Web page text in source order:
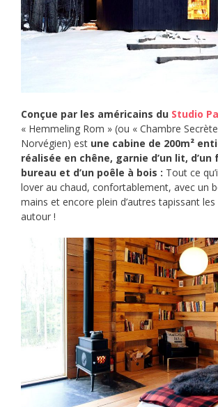
Conçue par les américains du Studio
« Hemmeling Rom » (ou « Chambre
Norvégien) est une cabine de 200m²
réalisée en chêne, garnie d’un lit, d’un
bureau et d’un poêle à bois : Tout ce
lover au chaud, confortablement, avec un
mains et encore plein d’autres tapissant
autour !